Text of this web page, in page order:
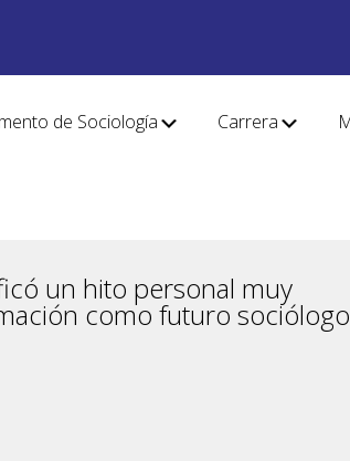
de Sociología Carrera
un hito personal muy
como futuro